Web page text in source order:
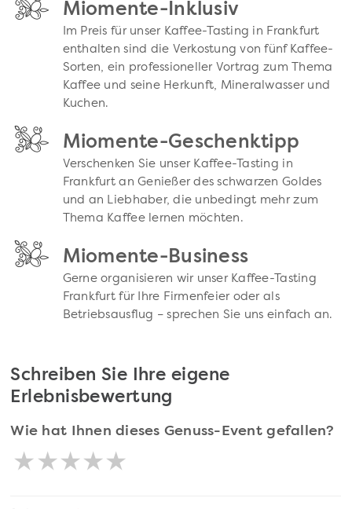
Miomente-Inklusiv
Im Preis für unser Kaffee-Tasting in Frankfurt
enthalten sind die Verkostung von fünf Kaffee-
Sorten, ein professioneller Vortrag zum Thema
Kaffee und seine Herkunft, Mineralwasser und
Kuchen.
Miomente-Geschenktipp
Verschenken Sie unser Kaffee-Tasting in
Frankfurt an Genießer des schwarzen Goldes
und an Liebhaber, die unbedingt mehr zum
Thema Kaffee lernen möchten.
Miomente-Business
Gerne organisieren wir unser Kaffee-Tasting
Frankfurt für Ihre Firmenfeier oder als
Betriebsausflug – sprechen Sie uns einfach an.
Schreiben Sie Ihre eigene
Erlebnisbewertung
Wie hat Ihnen dieses Genuss-Event gefallen?